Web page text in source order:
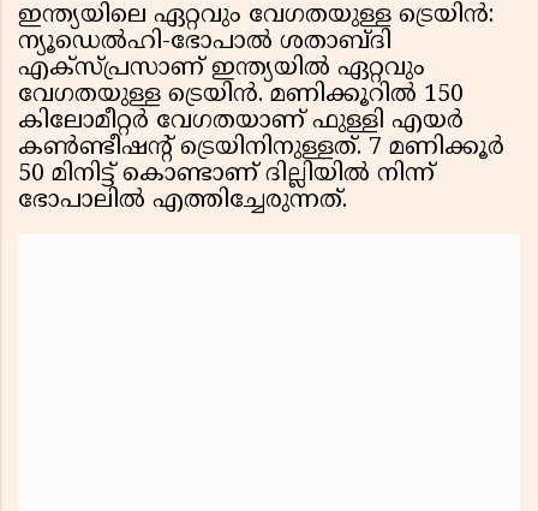
ഇന്ത്യയിലെ ഏറ്റവും വേഗതയുള്ള ട്രെയിൻ:
ന്യൂഡെൽഹി-ഭോപാൽ ശതാബ്ദി
എക്സ്പ്രസാണ് ഇന്ത്യയിൽ ഏറ്റവും
വേഗതയുള്ള ട്രെയിൻ. മണിക്കൂറിൽ 150
കിലോമീറ്റർ വേഗതയാണ് ഫുള്ളി എയർ
കൺണ്ടീഷന്റ് ട്രെയിനിനുള്ളത്. 7 മണിക്കൂർ
50 മിനിട്ട് കൊണ്ടാണ് ദില്ലിയിൽ നിന്ന്
ഭോപാലിൽ എത്തിച്ചേരുന്നത്.